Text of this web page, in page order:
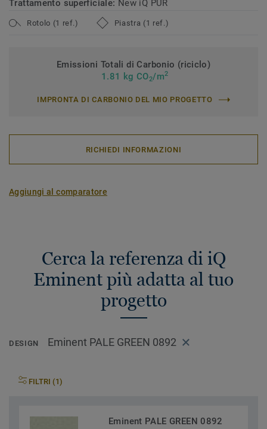
Trattamento superficiale: New iQ PUR
Rotolo (1 ref.) Piastra (1 ref.)
Emissioni Totali di Carbonio (riciclo)
1.81 kg CO2/m2
IMPRONTA DI CARBONIO DEL MIO PROGETTO
RICHIEDI INFORMAZIONI
Aggiungi al comparatore
Cerca la referenza di iQ
Eminent più adatta al tuo
progetto
DESIGN Eminent PALE GREEN 0892
FILTRI (1)
Eminent PALE GREEN 0892